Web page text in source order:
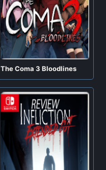
The Coma 3 Bloodlines